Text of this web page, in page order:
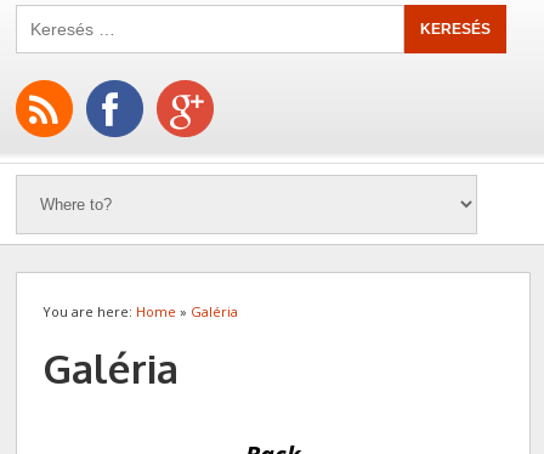
You are here: Home » Galéria
Galéria